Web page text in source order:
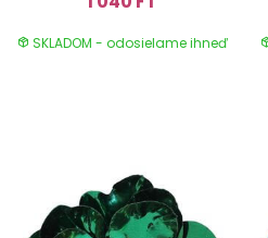
SKLADOM - odosielame ihneď